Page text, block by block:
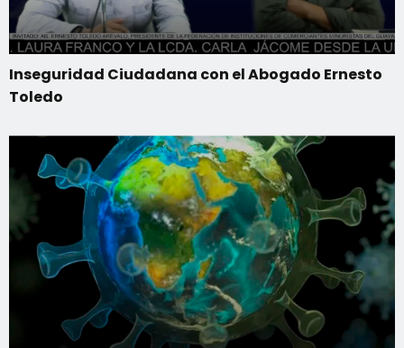
Inseguridad Ciudadana con el Abogado Ernesto
Toledo